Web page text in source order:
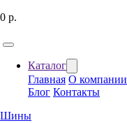
0 р.
Каталог
Главная О компании
Блог Контакты
Шины